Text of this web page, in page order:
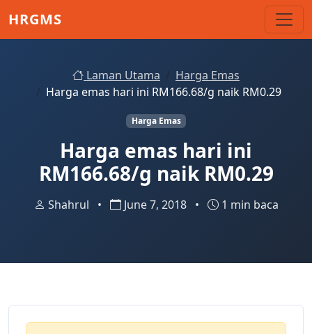
HRGMS
Laman Utama
Harga Emas
Harga emas hari ini RM166.68/g naik RM0.29
Harga Emas
Harga emas hari ini
RM166.68/g naik RM0.29
Shahrul • June 7, 2018 • 1 min baca